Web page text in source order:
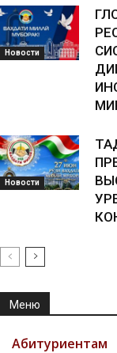
Новости
Новости
Меню
Абитуриентам